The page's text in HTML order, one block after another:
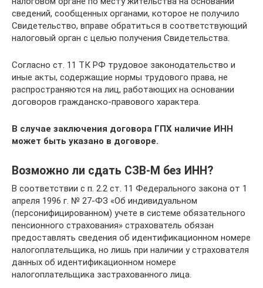
сведений, сообщенных органами, которое не получило
Свидетельство, вправе обратиться в соответствующий
налоговый орган с целью получения Свидетельства.
Согласно ст. 11 ТК РФ трудовое законодательство и
иные акты, содержащие нормы трудового права, не
распространяются на лиц, работающих на основании
договоров гражданско-правового характера.
В случае заключения договора ГПХ наличие ИНН
может быть указано в договоре.
Возможно ли сдать СЗВ-М без ИНН?
В соответствии с п. 2.2 ст. 11 Федерального закона от 1
апреля 1996 г. № 27-ФЗ «Об индивидуальном
(персонифицированном) учете в системе обязательного
пенсионного страхования» страхователь обязан
предоставлять сведения об идентификационном номере
налогоплательщика, но лишь при наличии у страхователя
данных об идентификационном номере
налогоплательщика застрахованного лица.